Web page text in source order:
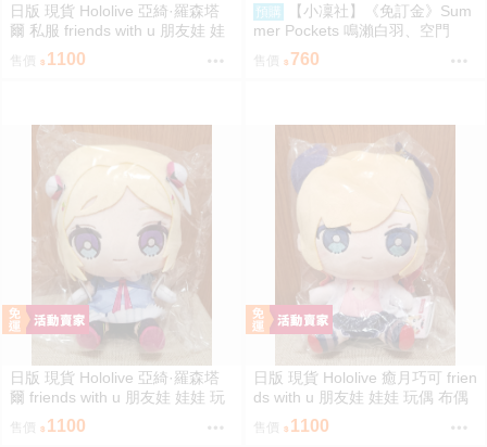
日版 現貨 Hololive 亞綺·羅森塔
爾 私服 friends with u 朋友娃 娃
娃 玩偶 布偶 亞綺羅森 Akirose
アキ・ローゼンタール
1100
預購
【小凜社】《免訂金》Sum
mer Pockets 鳴瀨白羽、空門
蒼、久島鷗、紬溫達斯 壓克力立
牌 吊飾 壓克力御守
760
日版 現貨 Hololive 亞綺·羅森塔
爾 friends with u 朋友娃 娃娃 玩
偶 布偶 亞綺羅森 Akirose アキ・
ローゼンタール
售價 1100
日版 現貨 Hololive 癒月巧可 frien
ds with u 朋友娃 娃娃 玩偶 布偶
癒月ちょこ
售價 1100